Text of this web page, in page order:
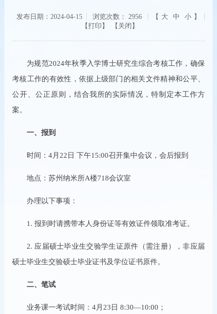
发布日期：2024-04-15 浏览次数： 2956 【 大 中 小 】
【关闭】
为规范2024年秋季入学博士研究生综合考核工作，确保
考核工作的有效性，依据上级部门的相关文件精神和公平、
公开、公正原则，结合我所的实际情况，特制定本工作方
案。
一、报到
时间：4月22日 下午15:00召开集中会议，会后报到
地点：苏州纳米所A楼718会议室
办理以下事项：
1. 报到时请携带本人身份证等有效证件领取准考证。
2. 应届硕士毕业生交验学生证原件（需注册），非应届
硕士毕业生交验硕士毕业证书及学位证书原件。
二、笔试
业务课一考试时间：4月23日 8:30—10:00；